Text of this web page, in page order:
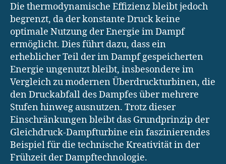
Die thermodynamische Effizienz bleibt jedoch
begrenzt, da der konstante Druck keine
optimale Nutzung der Energie im Dampf
ermöglicht. Dies führt dazu, dass ein
erheblicher Teil der im Dampf gespeicherten
Energie ungenutzt bleibt, insbesondere im
Vergleich zu modernen Überdruckturbinen, die
den Druckabfall des Dampfes über mehrere
Stufen hinweg ausnutzen. Trotz dieser
Einschränkungen bleibt das Grundprinzip der
Gleichdruck-Dampfturbine ein faszinierendes
Beispiel für die technische Kreativität in der
Frühzeit der Dampftechnologie.